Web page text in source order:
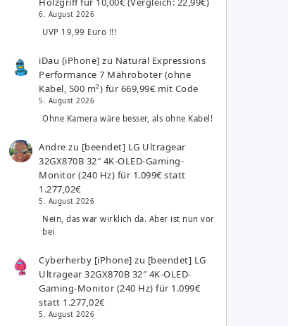
6. August 2026
UVP 19,99 Euro !!!
iDau [iPhone] zu Natural Expressions
Performance 7 Mähroboter (ohne
Kabel, 500 m²) für 669,99€ mit Code
5. August 2026
Ohne Kamera wäre besser, als ohne Kabel!
Andre zu [beendet] LG Ultragear
32GX870B 32″ 4K-OLED-Gaming-
Monitor (240 Hz) für 1.099€ statt
1.277,02€
5. August 2026
Nein, das war wirklich da. Aber ist nun vor
bei
Cyberherby [iPhone] zu [beendet] LG
Ultragear 32GX870B 32″ 4K-OLED-
Gaming-Monitor (240 Hz) für 1.099€
statt 1.277,02€
5. August 2026